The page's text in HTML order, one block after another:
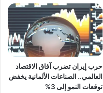
حرب إيران تضرب آفاق الاقتصاد
العالمي.. الصناعات الألمانية يخفض
توقعات النمو إلى 3%